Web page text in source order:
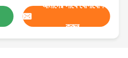
আমাদের সাথে যোগাযোগ
করুন